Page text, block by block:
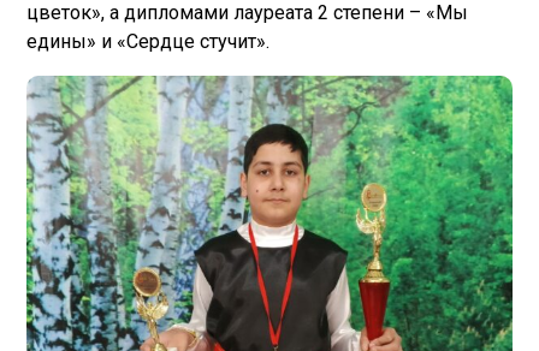
цветок», а дипломами лауреата 2 степени – «Мы
едины» и «Сердце стучит».